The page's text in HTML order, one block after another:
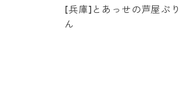
[兵庫]とあっせの芦屋ぷり
ん